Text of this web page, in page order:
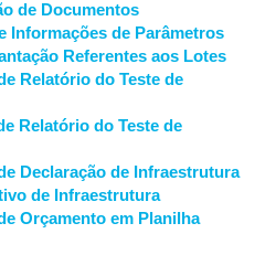
de Documentos
Informações de Parâmetros
Referentes aos Lotes
Relatório do Teste de
Relatório do Teste de
Declaração de Infraestrutura
de Infraestrutura
Orçamento em Planilha